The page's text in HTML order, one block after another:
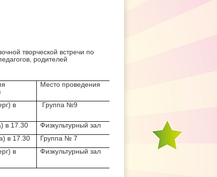
творческой встречи по
родителей
Место проведения
в Группа №9
в 17.30
Физкультурный зал
в 17.30
Группа № 7
в
Физкультурный зал